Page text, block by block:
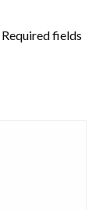
Required fields